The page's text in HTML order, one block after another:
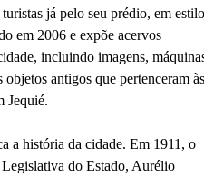
já pelo seu prédio, em estilo
em 2006 e expõe acervos
incluindo imagens,
antigos que pertenceram às
Jequié.
a história da cidade. Em 1911, o
do Estado, Aurélio